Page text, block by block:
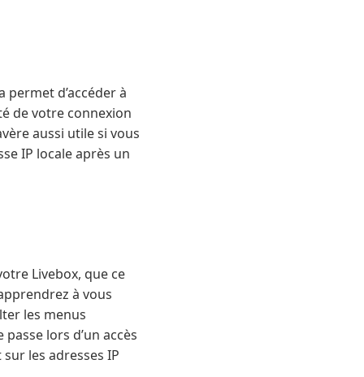
permet d’accéder à
de votre connexion
aussi utile si vous
IP locale après un
Livebox, que ce
à vous
les menus
lors d’un accès
les adresses IP